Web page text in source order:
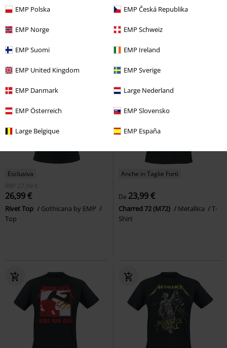
EMP Polska EMP Česká Republika
EMP Norge EMP Schweiz
EMP Suomi EMP Ireland
EMP United Kingdom EMP Sverige
EMP Danmark Large Nederland
EMP Österreich EMP Slovensko
Large Belgique EMP España
Da
City of evil
T-Shirt
Da 48,99 €
Luis Vintage Shirt Short Sleeve
Brandit
Camicia Maniche Corte
Esclusiva
RRP
27,99 €
26,99 €
Rivet Top
Gothicana by EMP
Top
Anche in Taglie Forti
Da 23,99 €
Charred 72 (M72) Metallica
T-
Shirt